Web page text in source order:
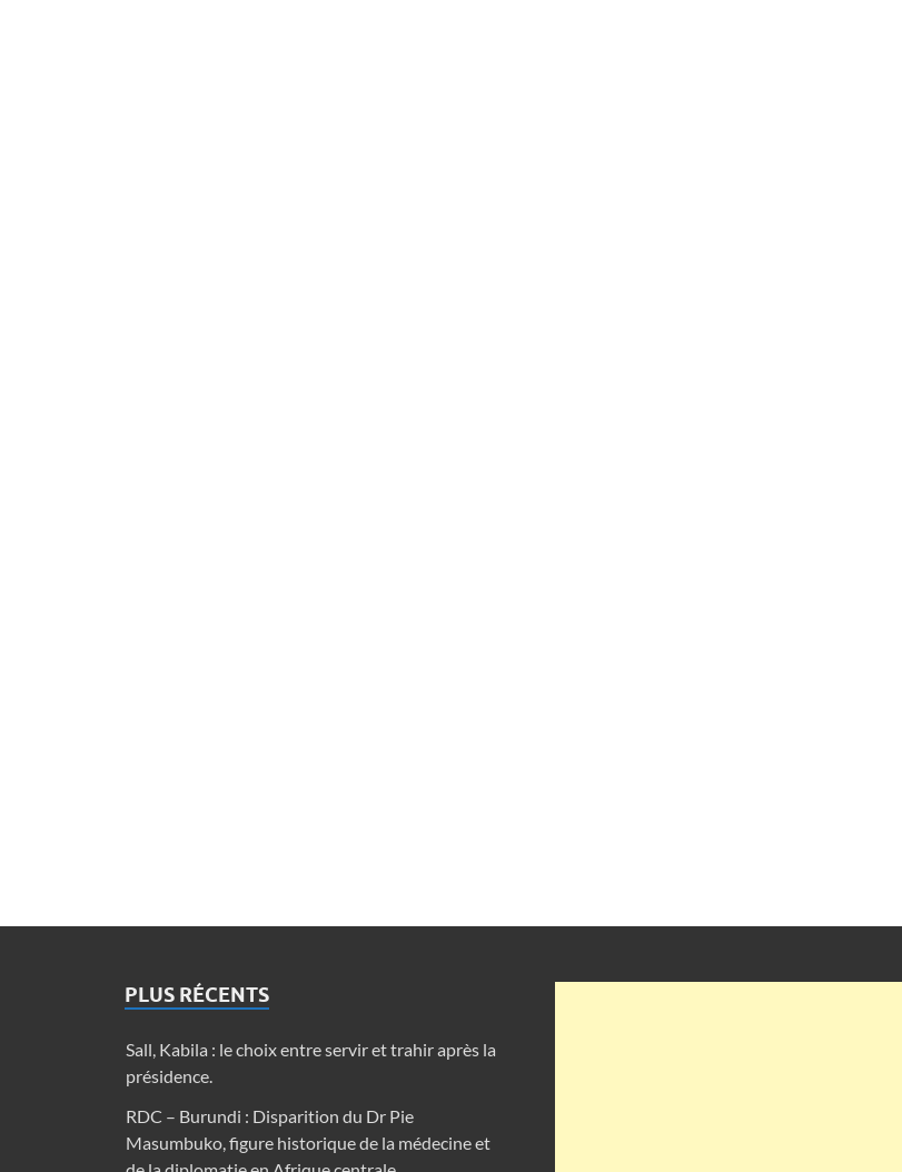
PLUS RÉCENTS
Sall, Kabila : le choix entre servir et trahir après la
présidence.
RDC – Burundi : Disparition du Dr Pie
Masumbuko, figure historique de la médecine et